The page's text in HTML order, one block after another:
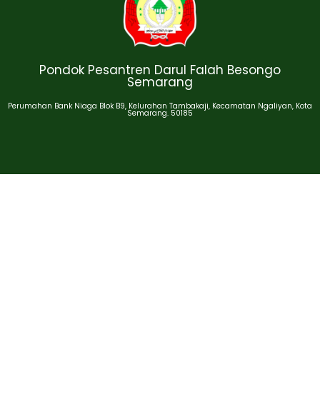
Pondok Pesantren Darul Falah Besongo
Semarang
Perumahan Bank Niaga Blok B9, Kelurahan Tambakaji, Kecamatan Ngaliyan, Kota
Semarang. 50185